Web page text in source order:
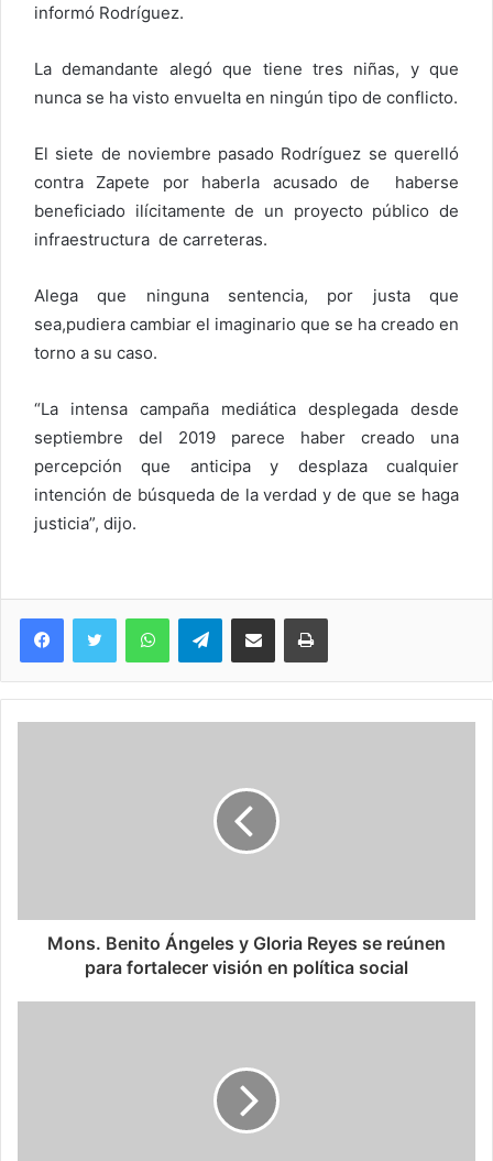
informó Rodríguez.
La demandante alegó que tiene tres niñas, y que
nunca se ha visto envuelta en ningún tipo de conflicto.
El siete de noviembre pasado Rodríguez se querelló
contra Zapete por haberla acusado de haberse
beneficiado ilícitamente de un proyecto público de
infraestructura de carreteras.
Alega que ninguna sentencia, por justa que
sea,pudiera cambiar el imaginario que se ha creado en
torno a su caso.
“La intensa campaña mediática desplegada desde
septiembre del 2019 parece haber creado una
percepción que anticipa y desplaza cualquier
intención de búsqueda de la verdad y de que se haga
justicia”, dijo.
WhatsAppTelegramCompartir via Email Imprimi
Mons. Benito Ángeles y Gloria Reyes se reúnen
para fortalecer visión en política social